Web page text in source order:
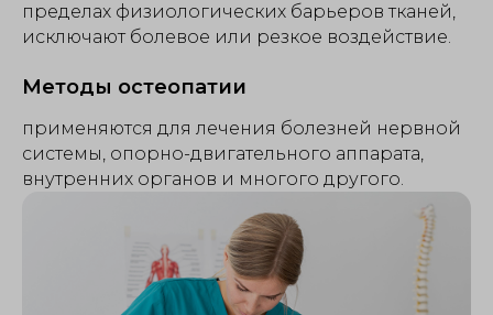
пределах физиологических барьеров тканей,
исключают болевое или резкое воздействие.
Методы остеопатии
применяются для лечения болезней нервной
системы, опорно-двигательного аппарата,
внутренних органов и многого другого.